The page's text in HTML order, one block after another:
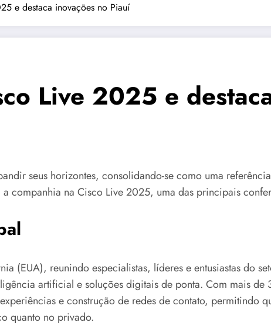
e destaca inovações no Piauí
Live 2025 e
seus horizontes, consolidando-se como uma
companhia na Cisco Live 2025, uma das principais
(EUA), reunindo especialistas, líderes e entusiastas do
artificial e soluções digitais de ponta. Com mais de
e construção de redes de contato, permitindo
quanto no privado.